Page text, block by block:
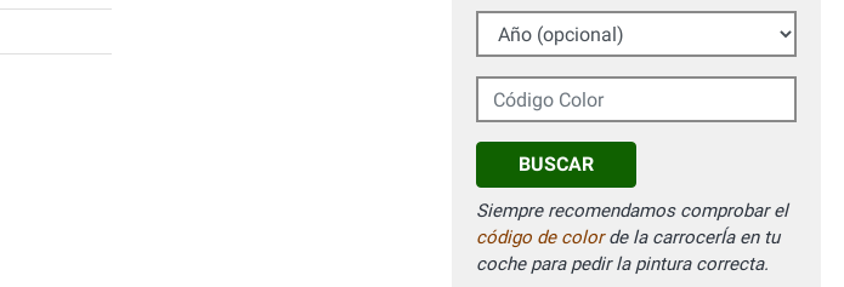
Año (opcional)
Código Color
BUSCAR
Siempre recomendamos comprobar el
código de colorde la carrocerÍa en tu
coche para pedir la pintura correcta.